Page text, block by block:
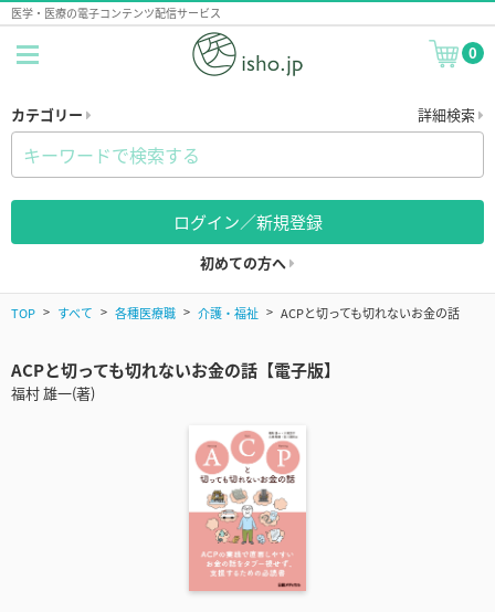
医学・医療の電子コンテンツ配信サービス
0
カテゴリー 詳細検索
ログイン／新規登録
初めての方へ
TOP すべて 各種医療職 介護・福祉 ACPと切っても切れないお金の話
ACPと切っても切れないお金の話【電子版】
福村 雄一(著)